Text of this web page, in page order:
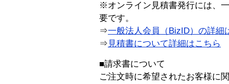
※オンライン見積書発行には、
要です。
⇒一般法人会員（BizID）の詳細
⇒ 見積書について詳細はこちら
■請求書について
ご注文時に希望されたお客様に